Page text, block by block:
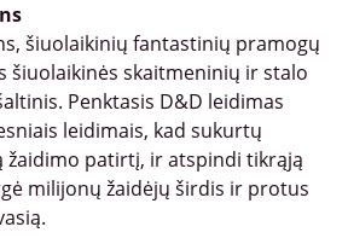
šiuolaikinių fantastinių pramogų
šiuolaikinės skaitmeninių ir stalo
Penktasis D&D leidimas
leidimais, kad sukurtų
žaidimo patirtį, ir atspindi tikrąją
milijonų žaidėjų širdis ir protus